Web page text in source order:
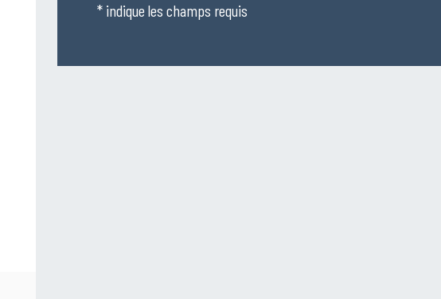
* indique les champs requis